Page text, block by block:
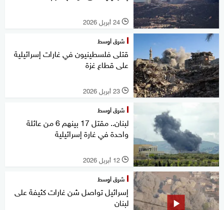
l 24 أبريل 2026
شرق أوسط
قتلى فلسطينيون في غارات إسرائيلية
على قطاع غزة
l 23 أبريل 2026
شرق أوسط
لبنان.. مقتل 17 بينهم 6 من عائلة
واحدة في غارة إسرائيلية
l 12 أبريل 2026
شرق أوسط
إسرائيل تواصل شن غارات كثيفة على
لبنان